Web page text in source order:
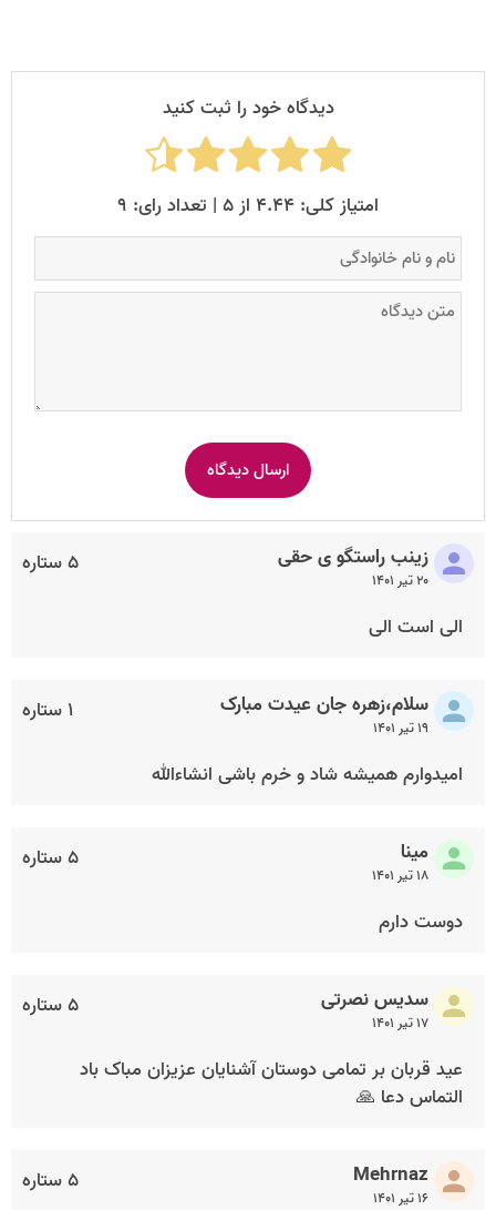
دیدگاه خود را ثبت کنید
امتیاز کلی: ۴.۴۴ از ۵ | تعداد رای: ۹
۵ ستاره زینب راستگو ی حقی
۲۰ تیر ۱۴۰۱
الی است الی
۱ ستاره سلام،زهره جان عیدت مبارک
۱۹ تیر ۱۴۰۱
امیدوارم همیشه شاد و خرم باشی انشاءالله
۵ ستاره مینا
۱۸ تیر ۱۴۰۱
دوست دارم
۵ ستاره سدیس نصرتی
۱۷ تیر ۱۴۰۱
عید قربان بر تمامی دوستان آشنایان عزیزان مباک باد
التماس دعا 🙏
۵ ستاره Mehrnaz
۱۶ تیر ۱۴۰۱